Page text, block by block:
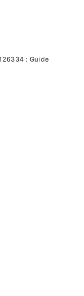
: Guide